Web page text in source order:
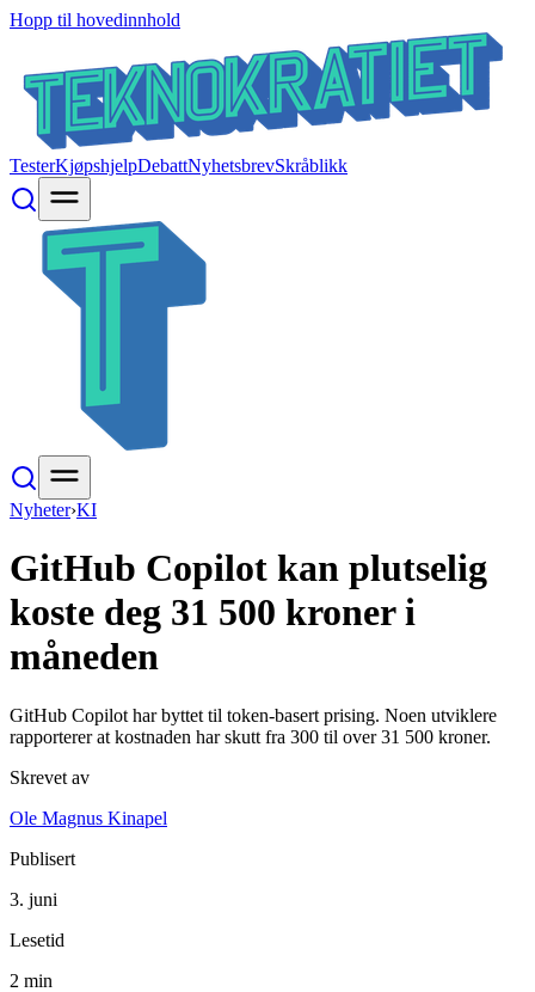
Hopp til hovedinnhold
TesterKjøpshjelpDebattNyhetsbrevSkråblikk
Nyheter›KI
GitHub Copilot kan plutselig
koste deg 31 500 kroner i
måneden
GitHub Copilot har byttet til token-basert prising. Noen utviklere
rapporterer at kostnaden har skutt fra 300 til over 31 500 kroner.
Skrevet av
Ole Magnus Kinapel
Publisert
3. juni
Lesetid
2 min